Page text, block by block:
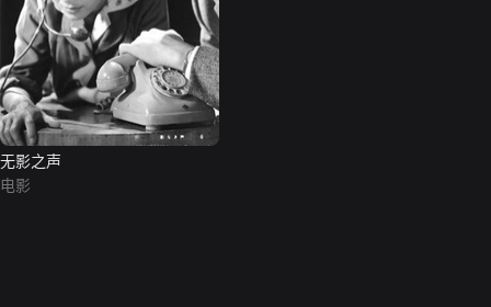
无影之声
电影